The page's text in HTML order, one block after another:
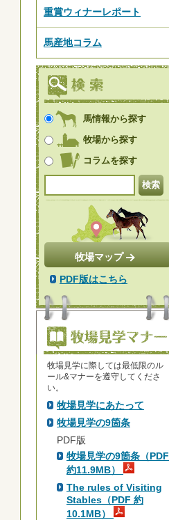
重賞ウィナーレポート
馬産地コラム
馬情報から探す
牧場から探す
コラムを探す
牧場マップ
PDF版はこちら
牧場見学に際しては最低限のル
ール&マナーを遵守してくださ
い。
牧場見学にあたって
牧場見学の9箇条
PDF版
牧場見学の9箇条（PDF
約11.9MB）
The rules of Visiting
Stables（PDF 約
10.1MB）